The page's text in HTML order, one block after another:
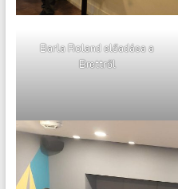
Barla Roland előadása a
Brettről